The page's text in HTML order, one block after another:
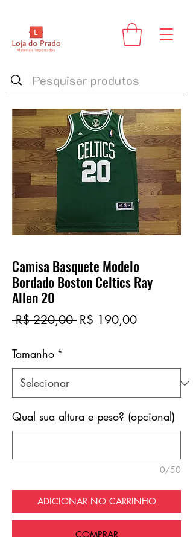
Camisa Basquete Modelo
Bordado Boston Celtics Ray
Allen 20
R$ 220,00 Preço
R$ 190,00Preço
Tamanho *
Qual sua altura e peso? (opcional)
0/50
ADICIONAR NO CARRINHO
COMPRAR